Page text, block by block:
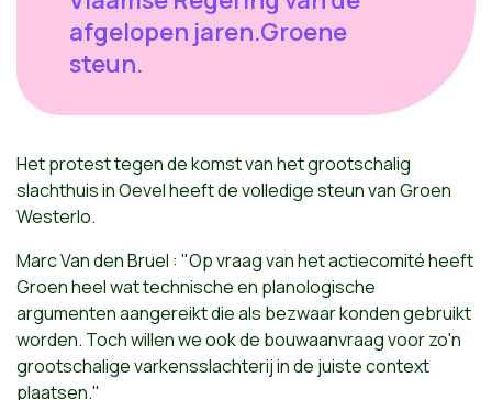
afgelopen jaren.Groene
steun.
Het protest tegen de komst van het grootschalig
slachthuis in Oevel heeft de volledige steun van Groen
Westerlo.
Marc Van den Bruel : "Op vraag van het actiecomité heeft
Groen heel wat technische en planologische
argumenten aangereikt die als bezwaar konden gebruikt
worden. Toch willen we ook de bouwaanvraag voor zo'n
grootschalige varkensslachterij in de juiste context
plaatsen."